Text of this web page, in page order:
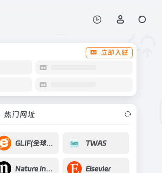
立即入驻
热门网址
GLIF(全球光网络基础设施) TWAS
Nature Index Elsevier